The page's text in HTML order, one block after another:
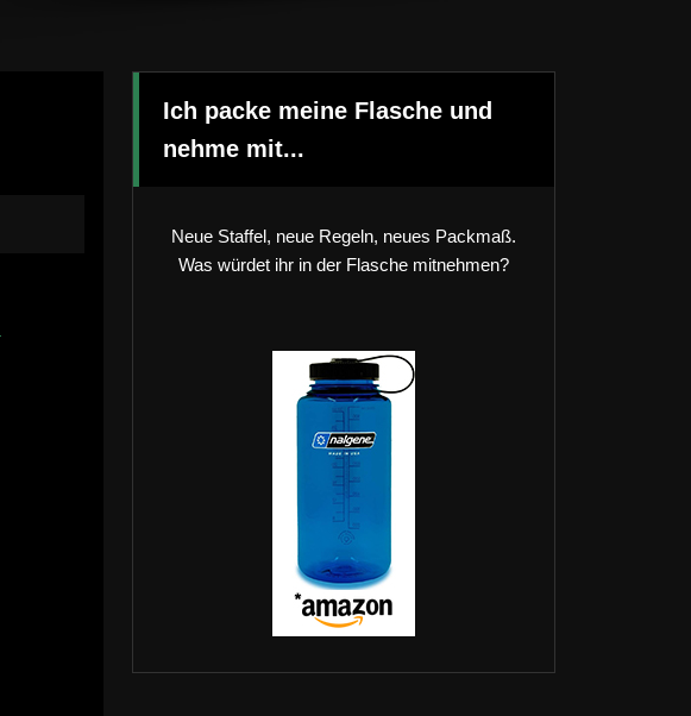
Ich packe meine Flasche und
nehme mit...
Neue Staffel, neue Regeln, neues Packmaß.
Was würdet ihr in der Flasche mitnehmen?